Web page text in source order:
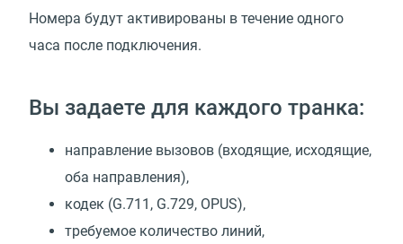
Номера будут активированы в течение одного
часа после подключения.
Вы задаете для каждого транка:
направление вызовов (входящие, исходящие,
оба направления),
кодек (G.711, G.729, OPUS),
требуемое количество линий,